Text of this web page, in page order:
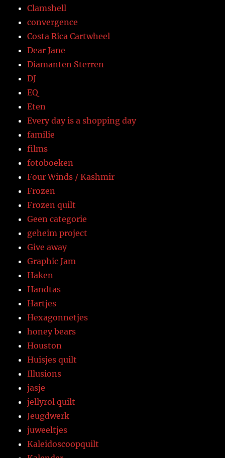
Clamshell
convergence
Costa Rica Cartwheel
Dear Jane
Diamanten Sterren
DJ
EQ
Eten
Every day is a shopping day
familie
films
fotoboeken
Four Winds / Kashmir
Frozen
Frozen quilt
Geen categorie
geheim project
Give away
Graphic Jam
Haken
Handtas
Hartjes
Hexagonnetjes
honey bears
Houston
Huisjes quilt
Illusions
jasje
jellyrol quilt
Jeugdwerk
juweeltjes
Kaleidoscoopquilt